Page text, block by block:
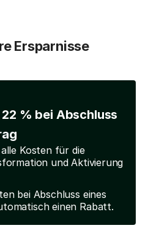
Ersparnisse
% bei Abschluss
Kosten für die
und Aktivierung
bei Abschluss eines
einen Rabatt.